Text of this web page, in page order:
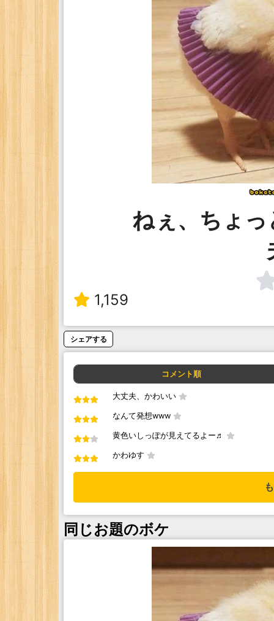
ねぇ、ちょ
1,159
シェアする
コメント順
大丈夫、かわいい
なんて発想www
黄色いしっぽが見えてるよー♬
かわゆす
同じお題のボケ